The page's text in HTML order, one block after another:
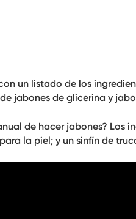
un listado de los
jabones de glicerina y
de hacer jabones? Los
la piel; y un sinfín de